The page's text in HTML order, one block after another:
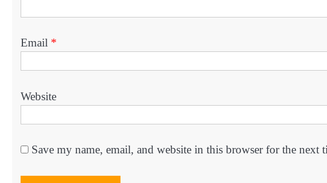
Email *
Website
Save my name, email, and website in this browser for the next